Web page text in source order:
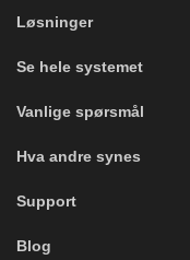
Løsninger
Se hele systemet
Vanlige spørsmål
Hva andre synes
Support
Blog